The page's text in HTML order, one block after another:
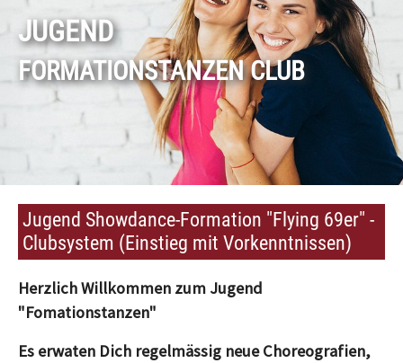
JUGEND
FORMATIONSTANZEN CLUB
Jugend Showdance-Formation "Flying 69er" -
Clubsystem (Einstieg mit Vorkenntnissen)
Herzlich Willkommen zum Jugend
"Fomationstanzen"
Es erwaten Dich regelmässig neue Choreografien,